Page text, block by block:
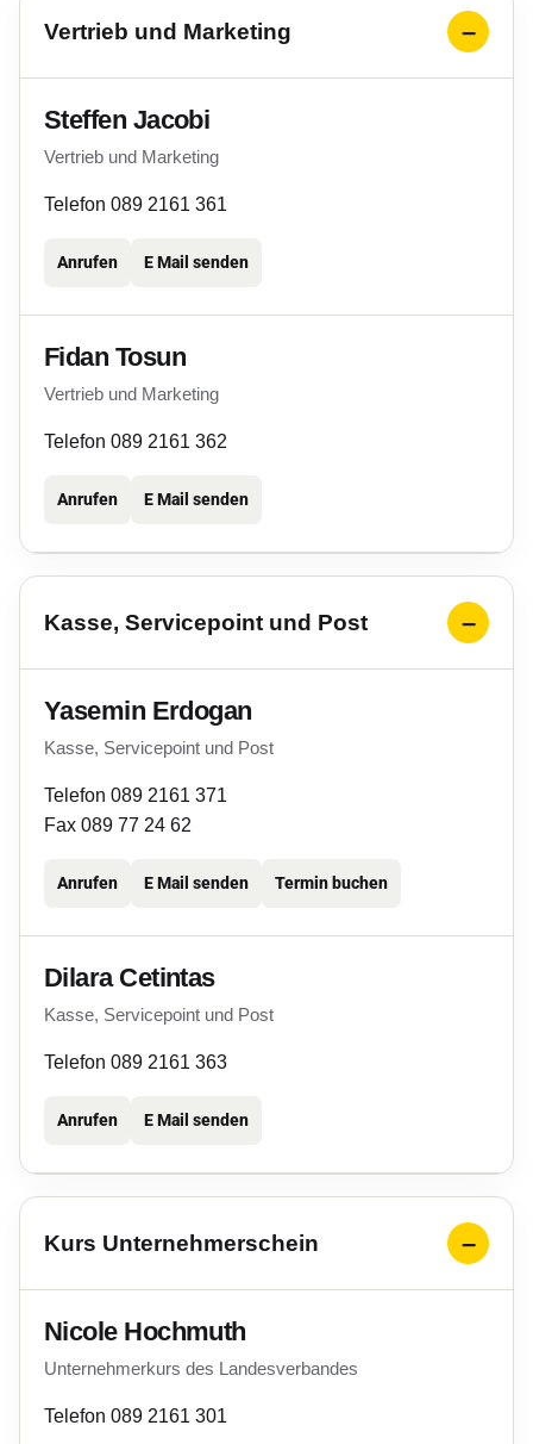
Vertrieb und Marketing
Steffen Jacobi
Vertrieb und Marketing
Telefon 089 2161 361
Anrufen E Mail senden
Fidan Tosun
Vertrieb und Marketing
Telefon 089 2161 362
Anrufen E Mail senden
Kasse, Servicepoint und Post
Yasemin Erdogan
Kasse, Servicepoint und Post
Telefon 089 2161 371
Fax 089 77 24 62
Anrufen E Mail senden Termin buchen
Dilara Cetintas
Kasse, Servicepoint und Post
Telefon 089 2161 363
Anrufen E Mail senden
Kurs Unternehmerschein
Nicole Hochmuth
Unternehmerkurs des Landesverbandes
Telefon 089 2161 301